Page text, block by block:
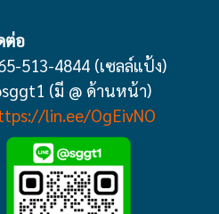
อ
513-4844 (เซลล์แป้ง)
(มี @ ด้านหน้า)
lin.ee/OgEivNO